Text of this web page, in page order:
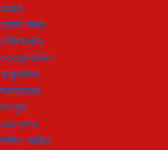
প্রচ্ছদ
ভোলা সদর
দৌলতখান
বোরহানউদ্দিন
তজুমদ্দিন
লালমোহন
মনপুরা
চরফ্যাশন
দক্ষিণ আইচা